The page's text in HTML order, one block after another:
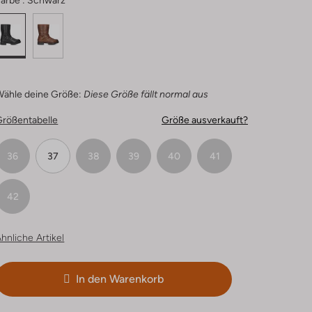
deine Größe: Diese Größe fällt normal aus
Größe ausverkauft?
36 37 38 39 40 41
42
Artikel
In den Warenkorb